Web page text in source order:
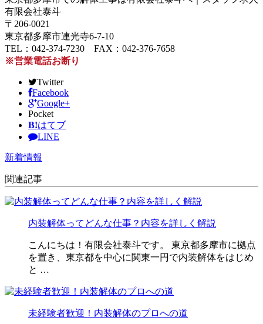
有限会社泰斗
〒206-0021
東京都多摩市連光寺6-7-10
TEL：042-374-7230 FAX：042-376-7658
※営業電話お断り
Twitter
Facebook
Google+
Pocket
B!はてブ
LINE
新着情報
関連記事
内装解体ってどんな仕事？内容を詳しく解説
こんにちは！有限会社泰斗です。 東京都多摩市に拠点
を置き、東京都を中心に関東一円で内装解体をはじめ
と …
未経験者歓迎！内装解体のプロへの道